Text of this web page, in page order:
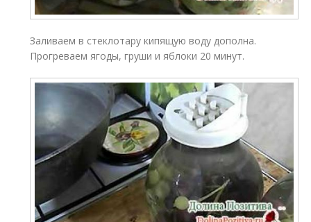
Заливаем в стеклотару кипящую воду дополна.
Прогреваем ягоды, груши и яблоки 20 минут.